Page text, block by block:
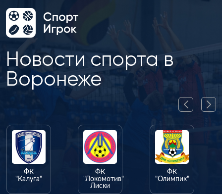
Новости спорта в
Воронеже
ФК
"Калуга"
ФК
"Локомотив"
Лиски
ФК
"Олимпик"